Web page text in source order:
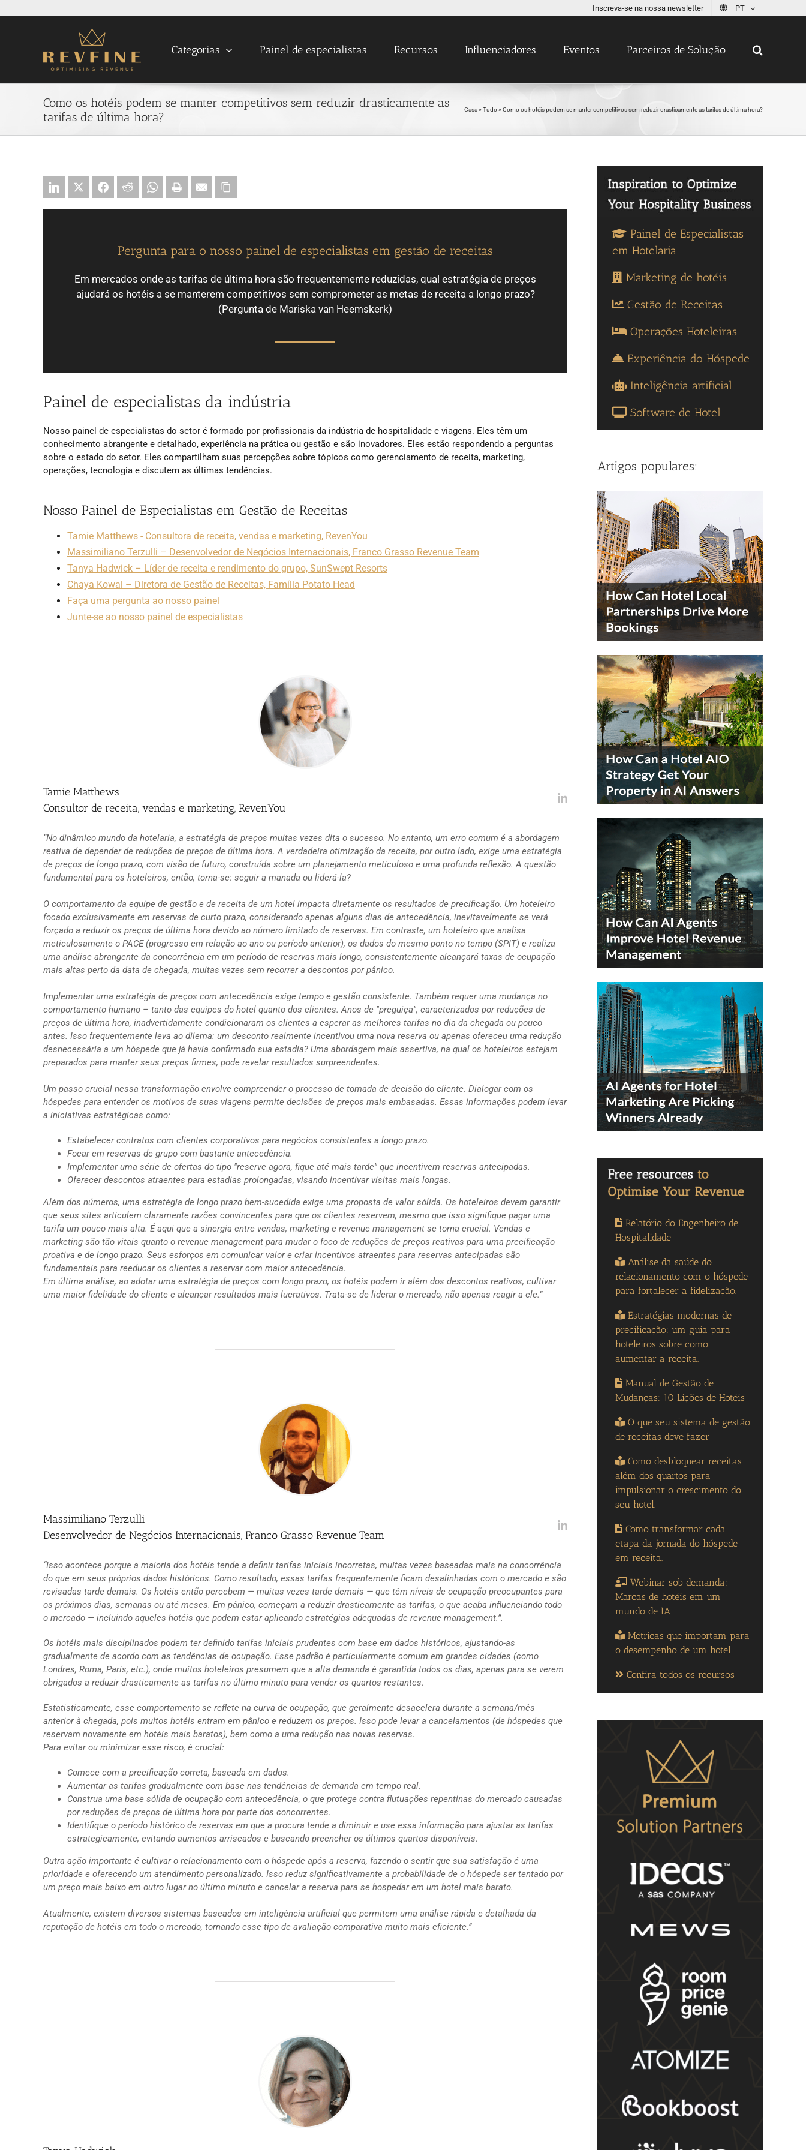
Inscreva-se na nossa newsletter PT
Categorias Painel de especialistas Recursos Influenciadores Eventos Parceiros de Solução
Como os hotéis podem se manter competitivos sem reduzir drasticamente as
tarifas de última hora?
Casa» Tudo» Como os hotéis podem se manter competitivos sem reduzir drasticamente as tarifas de última hora?
Pergunta para o nosso painel de especialistas em gestão de receitas
Em mercados onde as tarifas de última hora são frequentemente reduzidas, qual estratégia de preços
ajudará os hotéis a se manterem competitivos sem comprometer as metas de receita a longo prazo?
(Pergunta de Mariska van Heemskerk)
Painel de especialistas da indústria
Nosso painel de especialistas do setor é formado por profissionais da indústria de hospitalidade e viagens. Eles têm um
conhecimento abrangente e detalhado, experiência na prática ou gestão e são inovadores. Eles estão respondendo a perguntas
sobre o estado do setor. Eles compartilham suas percepções sobre tópicos como gerenciamento de receita, marketing,
operações, tecnologia e discutem as últimas tendências.
Nosso Painel de Especialistas em Gestão de Receitas
Tamie Matthews - Consultora de receita, vendas e marketing, RevenYou
Massimiliano Terzulli – Desenvolvedor de Negócios Internacionais, Franco Grasso Revenue Team
Tanya Hadwick – Líder de receita e rendimento do grupo, SunSwept Resorts
Chaya Kowal – Diretora de Gestão de Receitas, Família Potato Head
Faça uma pergunta ao nosso painel
Junte-se ao nosso painel de especialistas
Tamie Matthews
Consultor de receita, vendas e marketing, RevenYou
“No dinâmico mundo da hotelaria, a estratégia de preços muitas vezes dita o sucesso. No entanto, um erro comum é a abordagem
reativa de depender de reduções de preços de última hora. A verdadeira otimização da receita, por outro lado, exige uma estratégia
de preços de longo prazo, com visão de futuro, construída sobre um planejamento meticuloso e uma profunda reflexão. A questão
fundamental para os hoteleiros, então, torna-se: seguir a manada ou liderá-la?
O comportamento da equipe de gestão e de receita de um hotel impacta diretamente os resultados de precificação. Um hoteleiro
focado exclusivamente em reservas de curto prazo, considerando apenas alguns dias de antecedência, inevitavelmente se verá
forçado a reduzir os preços de última hora devido ao número limitado de reservas. Em contraste, um hoteleiro que analisa
meticulosamente o PACE (progresso em relação ao ano ou período anterior), os dados do mesmo ponto no tempo (SPIT) e realiza
uma análise abrangente da concorrência em um período de reservas mais longo, consistentemente alcançará taxas de ocupação
mais altas perto da data de chegada, muitas vezes sem recorrer a descontos por pânico.
Implementar uma estratégia de preços com antecedência exige tempo e gestão consistente. Também requer uma mudança no
comportamento humano – tanto das equipes do hotel quanto dos clientes. Anos de "preguiça", caracterizados por reduções de
preços de última hora, inadvertidamente condicionaram os clientes a esperar as melhores tarifas no dia da chegada ou pouco
antes. Isso frequentemente leva ao dilema: um desconto realmente incentivou uma nova reserva ou apenas ofereceu uma redução
desnecessária a um hóspede que já havia confirmado sua estadia? Uma abordagem mais assertiva, na qual os hoteleiros estejam
preparados para manter seus preços firmes, pode revelar resultados surpreendentes.
Um passo crucial nessa transformação envolve compreender o processo de tomada de decisão do cliente. Dialogar com os
hóspedes para entender os motivos de suas viagens permite decisões de preços mais embasadas. Essas informações podem levar
a iniciativas estratégicas como:
Estabelecer contratos com clientes corporativos para negócios consistentes a longo prazo.
Focar em reservas de grupo com bastante antecedência.
Implementar uma série de ofertas do tipo "reserve agora, fique até mais tarde" que incentivem reservas antecipadas.
Oferecer descontos atraentes para estadias prolongadas, visando incentivar visitas mais longas.
Além dos números, uma estratégia de longo prazo bem-sucedida exige uma proposta de valor sólida. Os hoteleiros devem garantir
que seus sites articulem claramente razões convincentes para que os clientes reservem, mesmo que isso signifique pagar uma
tarifa um pouco mais alta. É aqui que a sinergia entre vendas, marketing e revenue management se torna crucial. Vendas e
marketing são tão vitais quanto o revenue management para mudar o foco de reduções de preços reativas para uma precificação
proativa e de longo prazo. Seus esforços em comunicar valor e criar incentivos atraentes para reservas antecipadas são
fundamentais para reeducar os clientes a reservar com maior antecedência.
Em última análise, ao adotar uma estratégia de preços com longo prazo, os hotéis podem ir além dos descontos reativos, cultivar
uma maior fidelidade do cliente e alcançar resultados mais lucrativos. Trata-se de liderar o mercado, não apenas reagir a ele.”
Massimiliano Terzulli
Desenvolvedor de Negócios Internacionais, Franco Grasso Revenue Team
“Isso acontece porque a maioria dos hotéis tende a definir tarifas iniciais incorretas, muitas vezes baseadas mais na concorrência
do que em seus próprios dados históricos. Como resultado, essas tarifas frequentemente ficam desalinhadas com o mercado e são
revisadas tarde demais. Os hotéis então percebem — muitas vezes tarde demais — que têm níveis de ocupação preocupantes para
os próximos dias, semanas ou até meses. Em pânico, começam a reduzir drasticamente as tarifas, o que acaba influenciando todo
o mercado — incluindo aqueles hotéis que podem estar aplicando estratégias adequadas de revenue management.”.
Os hotéis mais disciplinados podem ter definido tarifas iniciais prudentes com base em dados históricos, ajustando-as
gradualmente de acordo com as tendências de ocupação. Esse padrão é particularmente comum em grandes cidades (como
Londres, Roma, Paris, etc.), onde muitos hoteleiros presumem que a alta demanda é garantida todos os dias, apenas para se verem
obrigados a reduzir drasticamente as tarifas no último minuto para vender os quartos restantes.
Estatisticamente, esse comportamento se reflete na curva de ocupação, que geralmente desacelera durante a semana/mês
anterior à chegada, pois muitos hotéis entram em pânico e reduzem os preços. Isso pode levar a cancelamentos (de hóspedes que
reservam novamente em hotéis mais baratos), bem como a uma redução nas novas reservas.
Para evitar ou minimizar esse risco, é crucial:
Comece com a precificação correta, baseada em dados.
Aumentar as tarifas gradualmente com base nas tendências de demanda em tempo real.
Construa uma base sólida de ocupação com antecedência, o que protege contra flutuações repentinas do mercado causadas
por reduções de preços de última hora por parte dos concorrentes.
Identifique o período histórico de reservas em que a procura tende a diminuir e use essa informação para ajustar as tarifas
estrategicamente, evitando aumentos arriscados e buscando preencher os últimos quartos disponíveis.
Outra ação importante é cultivar o relacionamento com o hóspede após a reserva, fazendo-o sentir que sua satisfação é uma
prioridade e oferecendo um atendimento personalizado. Isso reduz significativamente a probabilidade de o hóspede ser tentado por
um preço mais baixo em outro lugar no último minuto e cancelar a reserva para se hospedar em um hotel mais barato.
Atualmente, existem diversos sistemas baseados em inteligência artificial que permitem uma análise rápida e detalhada da
reputação de hotéis em todo o mercado, tornando esse tipo de avaliação comparativa muito mais eficiente.”
Painel de Especialistas
em Hotelaria
Marketing de hotéis
Gestão de Receitas
Operações Hoteleiras
Experiência do Hóspede
Inteligência artificial
Software de Hotel
Artigos populares:
Relatório do Engenheiro de
Hospitalidade
Análise da saúde do
relacionamento com o hóspede
para fortalecer a fidelização.
Estratégias modernas de
precificação: um guia para
hoteleiros sobre como
aumentar a receita.
Manual de Gestão de
Mudanças: 10 Lições de Hotéis
O que seu sistema de gestão
de receitas deve fazer
Como desbloquear receitas
além dos quartos para
impulsionar o crescimento do
seu hotel.
Como transformar cada
etapa da jornada do hóspede
em receita.
Webinar sob demanda:
Marcas de hotéis em um
mundo de IA
Métricas que importam para
o desempenho de um hotel
Confira todos os recursos